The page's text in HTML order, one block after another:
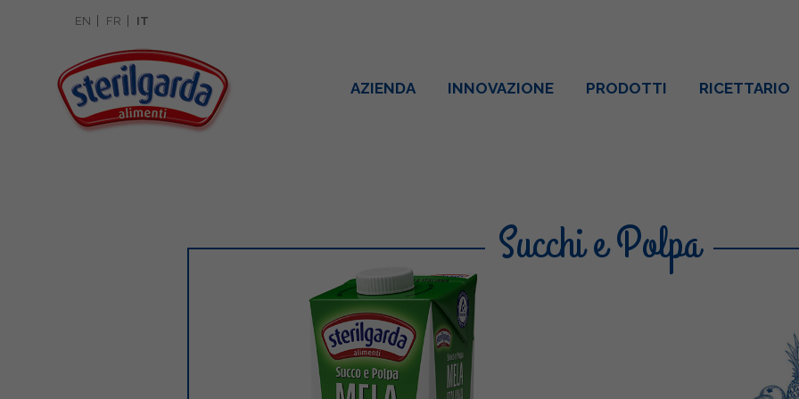
EN FR IT
AZIENDA INNOVAZIONE PRODOTTI RICETTARIO
Succhi e Polpa